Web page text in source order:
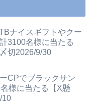
ナイスギフトやクー
3100名様に当たる
切2026/9/30
CPでブラックサン
様に当たる【X懸
10